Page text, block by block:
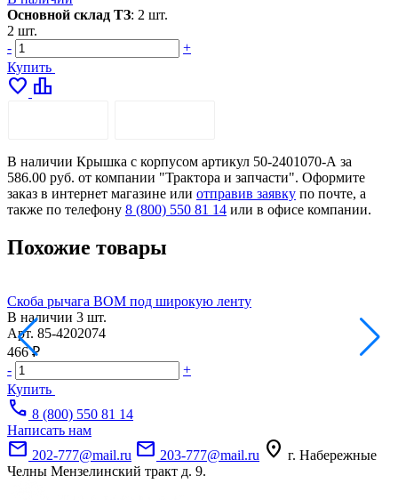
Основной склад ТЗ: 2 шт.
2 шт.
-
+
Купить
favorite leaderboard
В наличии Крышка с корпусом артикул 50-2401070-А за
586.00 руб. от компании "Трактора и запчасти". Оформите
заказ в интернет магазине или отправив заявку по почте, а
также по телефону 8 (800) 550 81 14 или в офисе компании.
Похожие товары
Скоба рычага ВОМ под широкую ленту
В наличии 3 шт.
Арт. 85-4202074
466 ₽
-
+
Купить
call 8 (800) 550 81 14
Написать нам
mail 202-777@mail.ru mail 203-777@mail.ru location_on г. Набережные
Челны Мензелинский тракт д. 9.